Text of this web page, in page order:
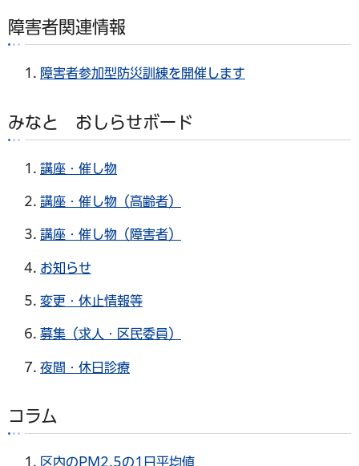
障害者関連情報
障害者参加型防災訓練を開催します
みなと おしらせボード
講座・催し物
講座・催し物（高齢者）
講座・催し物（障害者）
お知らせ
変更・休止情報等
募集（求人・区民委員）
夜間・休日診療
コラム
区内のPM2.5の1日平均値